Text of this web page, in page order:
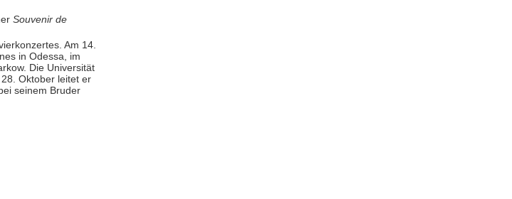
Souvenir de
Am 14.
in Odessa, im
Die Universität
Oktober leitet er
seinem Bruder